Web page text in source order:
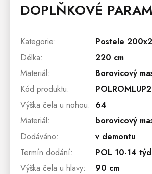
DOPLŇKOVÉ
Kategorie:
Postele
Délka:
220 cm
Materiál:
Borovicový
Kód produktu:
Výška čela u nohou: 64
Materiál:
borovicový
Dodáváno:
v demontu
Termín dodání:
POL 10-14
Výška čela u hlavy: 90 cm